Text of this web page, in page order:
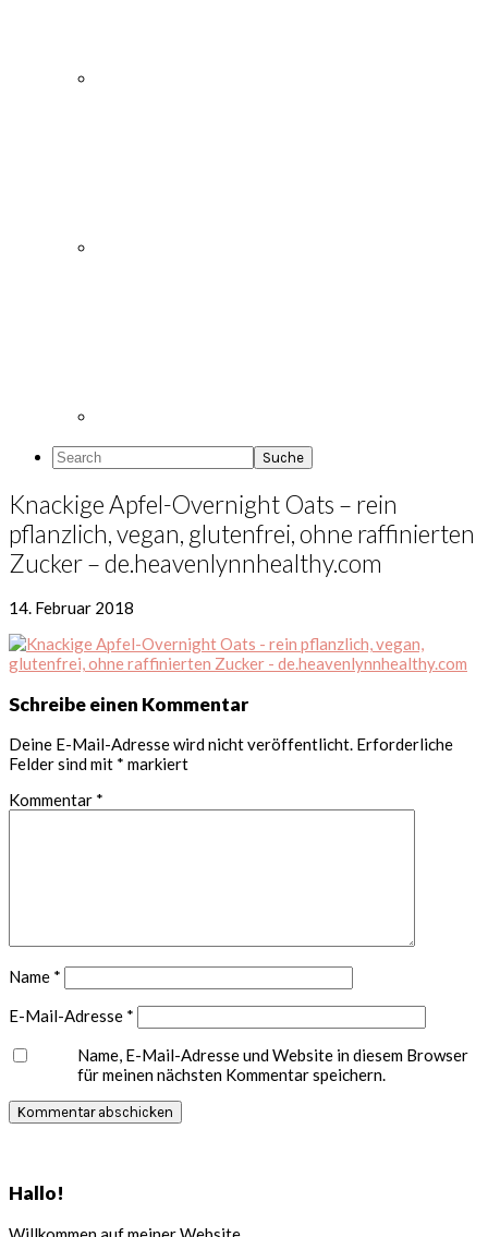
Search
Knackige Apfel-Overnight Oats – rein
pflanzlich, vegan, glutenfrei, ohne raffinierten
Zucker – de.heavenlynnhealthy.com
14. Februar 2018
Leser-
Interaktionen
Schreibe einen Kommentar
Deine E-Mail-Adresse wird nicht veröffentlicht. Erforderliche
Felder sind mit * markiert
Kommentar *
Name *
E-Mail-Adresse *
Name, E-Mail-Adresse und Website in diesem Browser
für meinen nächsten Kommentar speichern.
Hallo!